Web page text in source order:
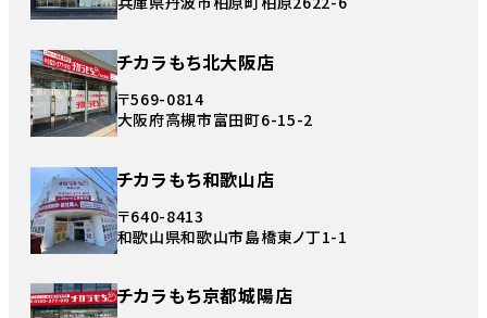
チカラもち北大阪店
〒569-0814
大阪府高槻市富田町6-15-2
チカラもち和歌山店
〒640-8413
和歌山県和歌山市島橋東ノ丁1-1
チカラもち京都城陽店